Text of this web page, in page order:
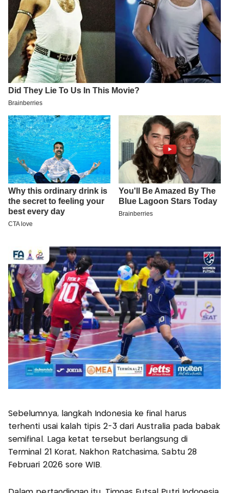
Sebelumnya, langkah Indonesia ke final harus
terhenti usai kalah tipis 2-3 dari Australia pada babak
semifinal. Laga ketat tersebut berlangsung di
Terminal 21 Korat, Nakhon Ratchasima, Sabtu 28
Februari 2026 sore WIB.